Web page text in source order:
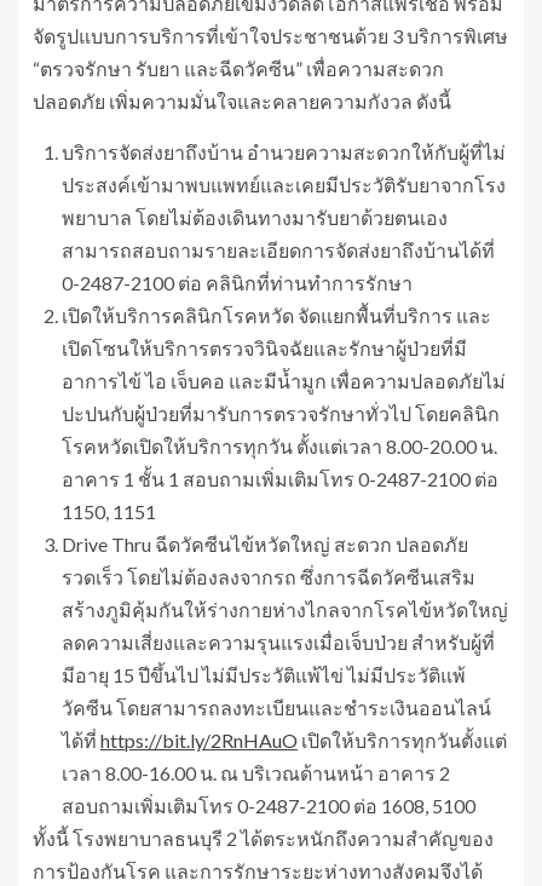
จัดรูปแบบการบริการที่เข้าใจประชาชนด้วย 3 บริการพิเศษ
“ตรวจรักษา รับยา และฉีดวัคซีน” เพื่อความสะดวก
ปลอดภัย เพิ่มความมั่นใจและคลายความกังวล ดังนี้
บริการจัดส่งยาถึงบ้าน อำนวยความสะดวกให้กับผู้ที่ไม่
ประสงค์เข้ามาพบแพทย์และเคยมีประวัติรับยาจากโรง
พยาบาล โดยไม่ต้องเดินทางมารับยาด้วยตนเอง
สามารถสอบถามรายละเอียดการจัดส่งยาถึงบ้านได้ที่
0-2487-2100 ต่อ คลินิกที่ท่านทำการรักษา
เปิดให้บริการคลินิกโรคหวัด จัดแยกพื้นที่บริการ และ
เปิดโซนให้บริการตรวจวินิจฉัยและรักษาผู้ป่วยที่มี
อาการไข้ ไอ เจ็บคอ และมีน้ำมูก เพื่อความปลอดภัยไม่
ปะปนกับผู้ป่วยที่มารับการตรวจรักษาทั่วไป โดยคลินิก
โรคหวัดเปิดให้บริการทุกวัน ตั้งแต่เวลา 8.00-20.00 น.
อาคาร 1 ชั้น 1 สอบถามเพิ่มเติมโทร 0-2487-2100 ต่อ
1150, 1151
Drive Thru ฉีดวัคซีนไข้หวัดใหญ่ สะดวก ปลอดภัย
รวดเร็ว โดยไม่ต้องลงจากรถ ซึ่งการฉีดวัคซีนเสริม
สร้างภูมิคุ้มกันให้ร่างกายห่างไกลจากโรคไข้หวัดใหญ่
ลดความเสี่ยงและความรุนแรงเมื่อเจ็บป่วย สำหรับผู้ที่
มีอายุ 15 ปีขึ้นไป ไม่มีประวัติแพ้ไข่ ไม่มีประวัติแพ้
วัคซีน โดยสามารถลงทะเบียนและชำระเงินออนไลน์
ได้ที่ https://bit.ly/2RnHAuO เปิดให้บริการทุกวันตั้งแต่
เวลา 8.00-16.00 น. ณ บริเวณด้านหน้า อาคาร 2
สอบถามเพิ่มเติมโทร 0-2487-2100 ต่อ 1608, 5100
ทั้งนี้ โรงพยาบาลธนบุรี 2 ได้ตระหนักถึงความสำคัญของ
การป้องกันโรค และการรักษาระยะห่างทางสังคมจึงได้